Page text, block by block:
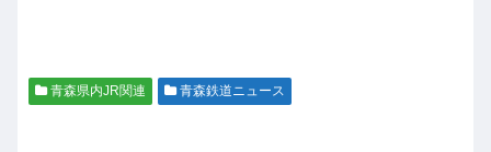
青森県内JR関連 青森鉄道ニュース